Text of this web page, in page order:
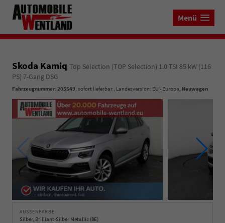
Menü
Skoda Kamiq Top Selection (TOP Selection) 1.0 TSI 85 kW (116
PS) 7-Gang DSG
Fahrzeugnummer: 205549, sofort lieferbar , Landesversion: EU - Europa, Neuwagen
AUSSENFARBE
Silber, Brilliant-Silber Metallic (8E)